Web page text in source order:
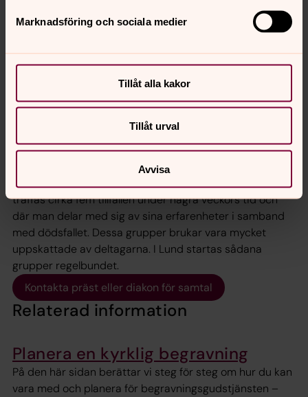
Marknadsföring och sociala medier
Tillåt alla kakor
Tillåt urval
Avvisa
sker plötsligt eller efter sjukdom hamnar ofta de
efterlevande i ett chocktillstånd. Denna chock kan vara
ända upp till några dagar. Kyrkans präster och diakon
finns till hands som stöd i denna process om du vill.
När en tid har gått efter dödsfallet kan det finnas ett
behov av att träffa andra som också sörjer. Svenska
kyrkan erbjuder så kallade sorgegrupper – grupper som
träffas cirka fem tillfällen under några veckors tid och
där man delar med sig av sina erfarenheter i samband
med dödsfallet. Dessa grupper brukar vara mycket
uppskattade av deltagarna. I Lund startas sådana
grupper regelbundet.
Kontakta präst eller diakon för samtal
Relaterad information
Planera en kyrklig begravning
På den här sidan berättar vi steg för steg om hur du kan
vara med och planera för begravningsgudstjänsten –